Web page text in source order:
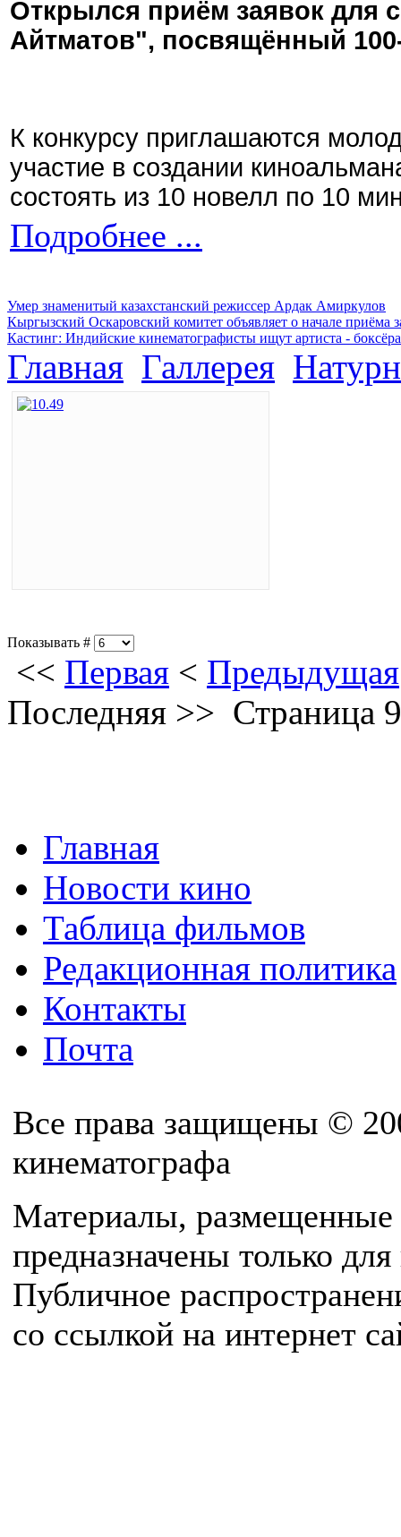
Открылся приём заявок для
Айтматов", посвящённый
К конкурсу приглашаются
участие в создании
состоять из 10 новелл по 10
Подробнее ...
Умер знаменитый казахстанский режиссер Ардак Амиркулов
Кыргызский Оскаровский комитет объявляет о начале приёма
Кастинг: Индийские кинематографисты ищут артиста -
Главная Галлерея
Показывать #
<< Первая < Предыдущая
Последняя >> Страница
Главная
Новости кино
Таблица фильмов
Редакционная политика
Контакты
Почта
Все права защищены ©
кинематографа
Материалы, размещенные
предназначены только
Публичное
со ссылкой на интернет